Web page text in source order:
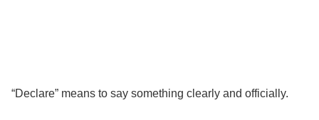
“Declare” means to say something clearly and officially.